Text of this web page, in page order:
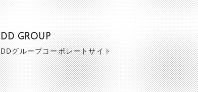
DD GROUP
DDグループコーポレートサイト